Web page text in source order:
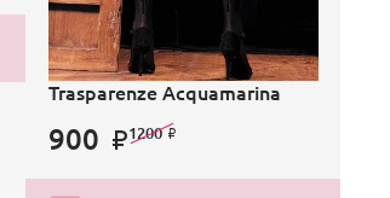
Trasparenze Acquamarina
900 1200